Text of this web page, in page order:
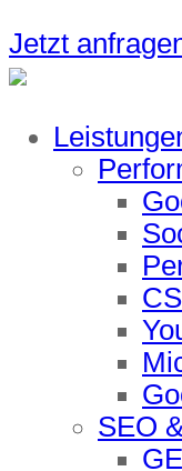
Jetzt
SEO